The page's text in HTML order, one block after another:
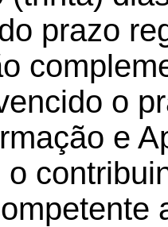
prazo
o
e